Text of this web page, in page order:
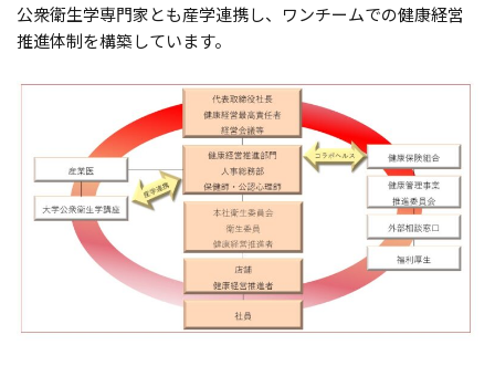
公衆衛生学専門家とも産学連携し、ワンチームでの健康経営
推進体制を構築しています。